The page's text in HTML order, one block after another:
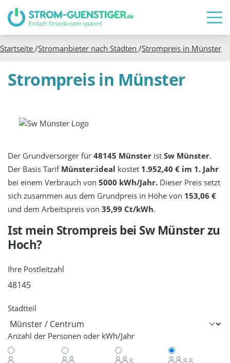
Startseite /Stromanbieter nach Städten /Strompreis in Münster
Strompreis in Münster
Der Grundversorger für48145 Münster istSw Münster.
Der Basis Tarif Münster:ideal kostet 1.952,40 € im 1. Jahr
bei einem Verbrauch von5000 kWh/Jahr. Dieser Preis setzt
sich zusammen aus dem Grundpreis in Höhe von 153,06 €
und dem Arbeitspreis von35,99 Ct/kWh.
Ist mein Strompreis bei Sw Münsterzu
Hoch?
Ihre Postleitzahl
Stadtteil
Anzahl der Personen oder kWh/Jahr